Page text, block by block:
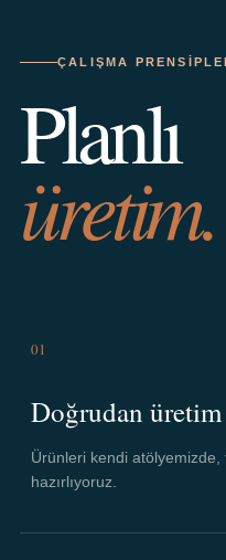
ÇALIŞMA
Planlı
üretim.
01
Doğrudan üretim
Ürünleri kendi
hazırlıyoruz.